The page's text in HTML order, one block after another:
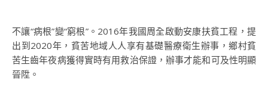
不讓“病根”變“窮根”。2016年我國周全啟動安康扶貧工程，提
出到2020年，貧苦地域人人享有基礎醫療衛生辦事，鄉村貧
苦生齒年夜病獲得實時有用救治保證，辦事才能和可及性明顯
晉陞。